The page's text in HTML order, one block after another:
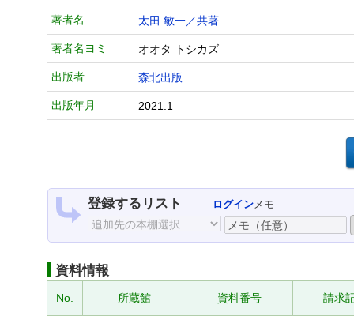
著者名 太田 敏一／共著
著者名ヨミ オオタ トシカズ
出版者 森北出版
出版年月 2021.1
登録するリスト ログインメモ
資料情報
No. 所蔵館 資料番号 請求